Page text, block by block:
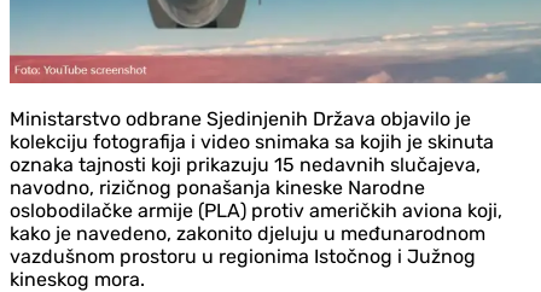
Ministarstvo odbrane Sjedinjenih Država objavilo je
kolekciju fotografija i video snimaka sa kojih je skinuta
oznaka tajnosti koji prikazuju 15 nedavnih slučajeva,
navodno, rizičnog ponašanja kineske Narodne
oslobodilačke armije (PLA) protiv američkih aviona koji,
kako je navedeno, zakonito djeluju u međunarodnom
vazdušnom prostoru u regionima Istočnog i Južnog
kineskog mora.